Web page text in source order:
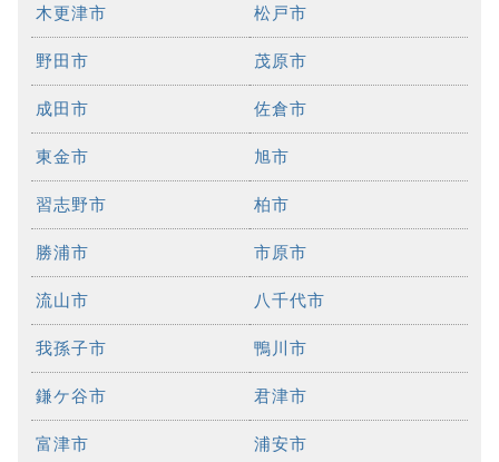
木更津市 松戸市
野田市 茂原市
成田市 佐倉市
東金市 旭市
習志野市 柏市
勝浦市 市原市
流山市 八千代市
我孫子市 鴨川市
鎌ケ谷市 君津市
富津市 浦安市